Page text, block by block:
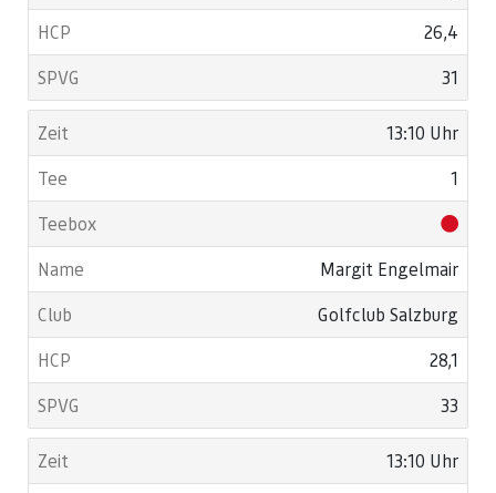
26,4
31
13:10 Uhr
1
Margit Engelmair
Golfclub Salzburg
28,1
33
13:10 Uhr